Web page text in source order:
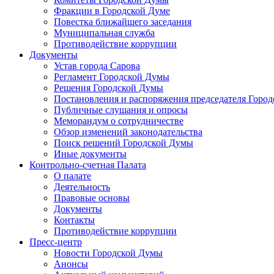
Фракции в Городской Думе
Повестка ближайшего заседания
Муниципальная служба
Противодействие коррупции
Документы
Устав города Сарова
Регламент Городской Думы
Решения Городской Думы
Постановления и распоряжения председателя
Публичные слушания и опросы
Меморандум о сотрудничестве
Обзор изменений законодательства
Поиск решений Городской Думы
Иные документы
Контрольно-счетная Палата
О палате
Деятельность
Правовые основы
Документы
Контакты
Противодействие коррупции
Пресс-центр
Новости Городской Думы
Анонсы